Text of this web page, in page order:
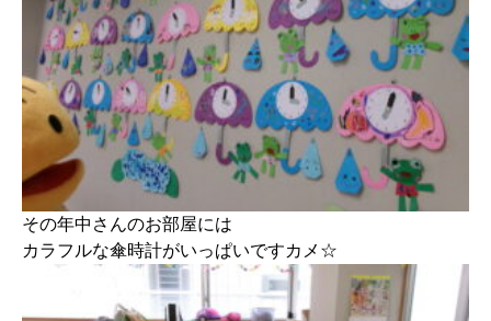
その年中さんのお部屋には
カラフルな傘時計がいっぱいですカメ☆